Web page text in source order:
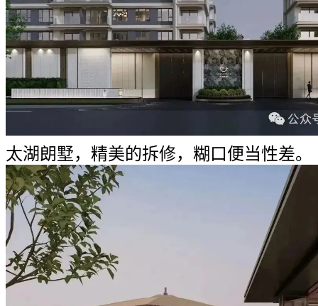
太湖朗墅，精美的拆修，糊口便当性差。